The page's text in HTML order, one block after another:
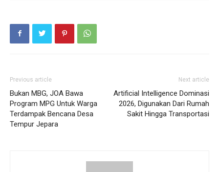
Previous article
Bukan MBG, JOA Bawa
Program MPG Untuk Warga
Terdampak Bencana Desa
Tempur Jepara
Next article
Artificial Intelligence Dominasi
2026, Digunakan Dari Rumah
Sakit Hingga Transportasi